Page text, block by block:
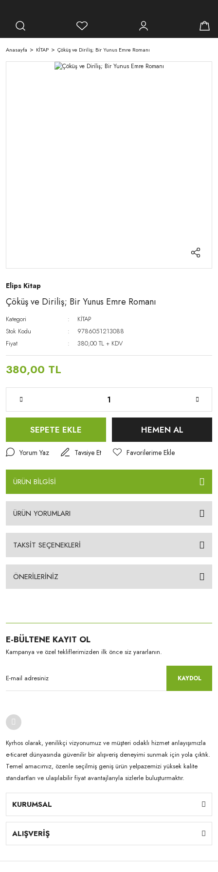
Anasayfa KİTAP Çöküş ve Diriliş; Bir Yunus Emre Romanı
Elips Kitap
Çöküş ve Diriliş; Bir Yunus Emre Romanı
Kategori
KİTAP
Stok Kodu
9786051213088
Fiyat
380,00 TL + KDV
380,00 TL
SEPETE EKLE HEMEN AL
Yorum Yaz Tavsiye Et
ÜRÜN BİLGİSİ
ÜRÜN YORUMLARI
TAKSİT SEÇENEKLERİ
ÖNERİLERİNİZ
E-BÜLTENE KAYIT OL
Kampanya ve özel tekliflerimizden ilk önce siz yararlanın.
KAYDOL
Kyrhos olarak, yenilikçi vizyonumuz ve müşteri odaklı hizmet anlayışımızla
e-ticaret dünyasında güvenilir bir alışveriş deneyimi sunmak için yola çıktık.
Temel amacımız, özenle seçilmiş geniş ürün yelpazemizi yüksek kalite
standartları ve ulaşılabilir fiyat avantajlarıyla sizlerle buluşturmaktır.
KURUMSAL
ALIŞVERİŞ